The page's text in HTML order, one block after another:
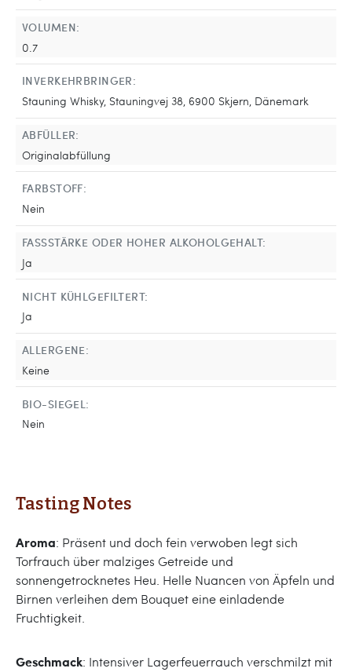
VOLUMEN:
0.7
INVERKEHRBRINGER:
Stauning Whisky, Stauningvej 38, 6900 Skjern, Dänemark
ABFÜLLER:
Originalabfüllung
FARBSTOFF:
Nein
FASSSTÄRKE ODER HOHER ALKOHOLGEHALT:
Ja
NICHT KÜHLGEFILTERT:
Ja
ALLERGENE:
Keine
BIO-SIEGEL:
Nein
Tasting Notes
Aroma: Präsent und doch fein verwoben legt sich
Torfrauch über malziges Getreide und
sonnengetrocknetes Heu. Helle Nuancen von Äpfeln und
Birnen verleihen dem Bouquet eine einladende
Fruchtigkeit.
Geschmack: Intensiver Lagerfeuerrauch verschmilzt mit